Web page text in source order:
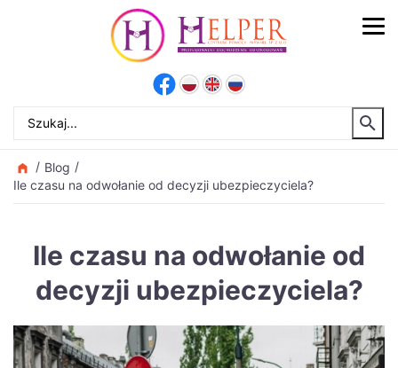
Blog
Ile czasu na odwołanie od decyzji ubezpieczyciela?
Ile czasu na odwołanie od
decyzji ubezpieczyciela?